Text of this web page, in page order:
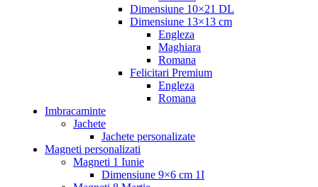
Dimensiune 10×21 DL
Dimensiune 13×13 cm
Engleza
Maghiara
Romana
Felicitari Premium
Engleza
Romana
Imbracaminte
Jachete
Jachete personalizate
Magneti personalizati
Magneti 1 Iunie
Dimensiune 9×6 cm 1I